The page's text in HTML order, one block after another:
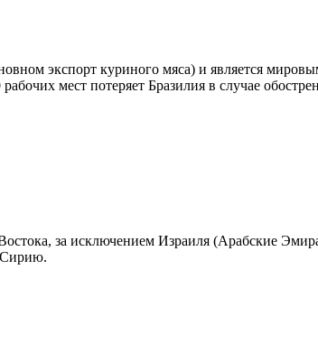
экспорт куриного мяса) и является
мест потеряет Бразилия в случае
за исключением Израиля (Арабские
Сирию.